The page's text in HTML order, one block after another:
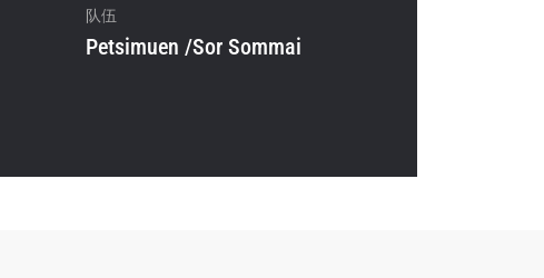
队伍
Petsimuen /Sor Sommai